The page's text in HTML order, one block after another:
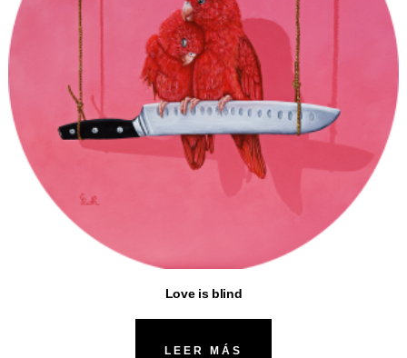
Love is blind
LEER MÁS